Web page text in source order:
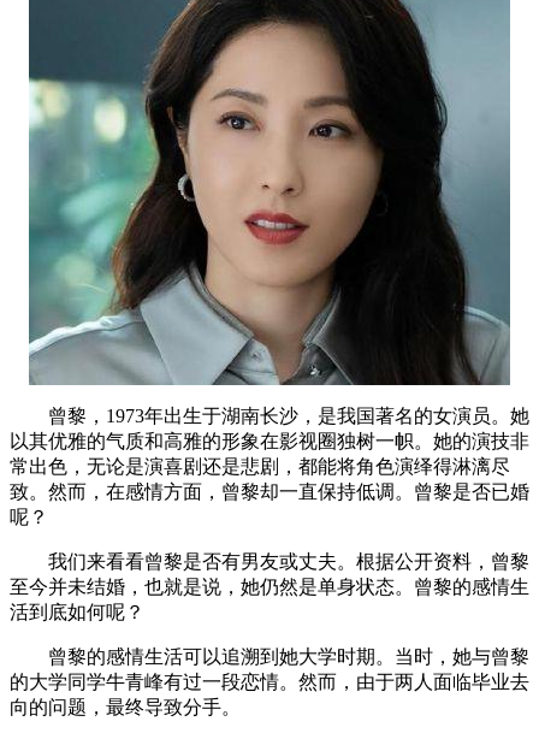
曾黎，1973年出生于湖南长沙，是我国著名的女演员。她
以其优雅的气质和高雅的形象在影视圈独树一帜。她的演技非
常出色，无论是演喜剧还是悲剧，都能将角色演绎得淋漓尽
致。然而，在感情方面，曾黎却一直保持低调。曾黎是否已婚
呢？
我们来看看曾黎是否有男友或丈夫。根据公开资料，曾黎
至今并未结婚，也就是说，她仍然是单身状态。曾黎的感情生
活到底如何呢？
曾黎的感情生活可以追溯到她大学时期。当时，她与曾黎
的大学同学牛青峰有过一段恋情。然而，由于两人面临毕业去
向的问题，最终导致分手。